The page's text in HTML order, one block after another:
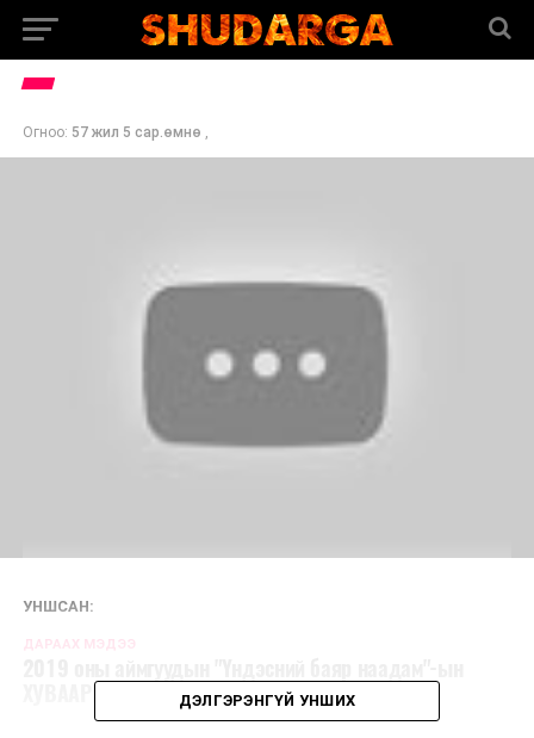
Огноо: 57 жил 5 сар.өмнө ,
УНШСАН:
ДАРААХ МЭДЭЭ
ХУВААРЬ
ДЭЛГЭРЭНГҮЙ УНШИХ